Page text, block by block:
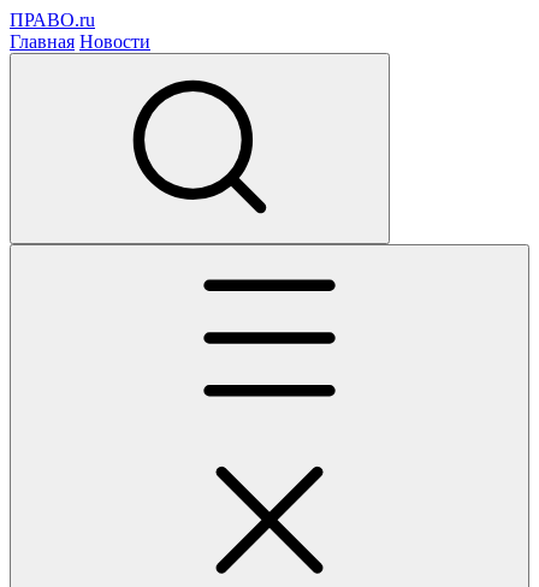
ПРАВО.ru
Главная Новости